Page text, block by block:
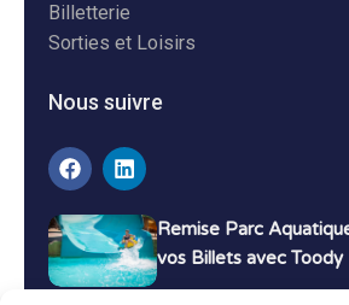
Billetterie
Sorties et Loisirs
Nous suivre
Remise Parc
vos Billets avec Toody